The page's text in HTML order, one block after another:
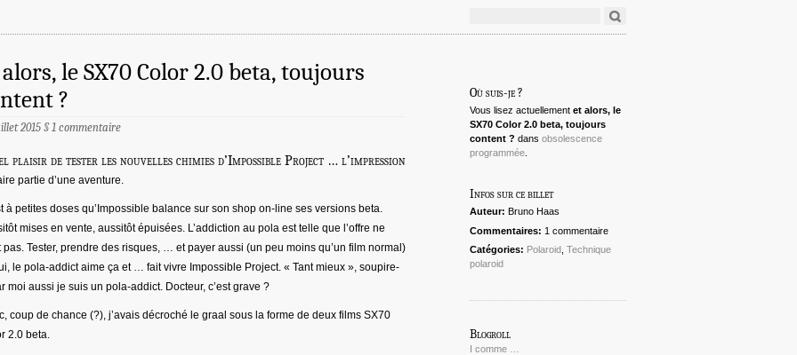
le SX70 Color 2.0 beta, toujours
?
2015 §1 commentaire
plaisir de tester les nouvelles chimies d’Impossible Project … l’impression
partie d’une aventure.
à petites doses qu’Impossible balance sur son shop on-line ses versions beta.
mises en vente, aussitôt épuisées. L’addiction au pola est telle que l’offre ne
pas. Tester, prendre des risques, … et payer aussi (un peu moins qu’un film normal)
le pola-addict aime ça et … fait vivre Impossible Project. « Tant mieux », soupire-
moi aussi je suis un pola-addict. Docteur, c’est grave ?
coup de chance (?), j’avais décroché le graal sous la forme de deux films SX70
2.0 beta.
Où suis-je ?
Vous lisez actuellement et alors, le
SX70 Color 2.0 beta, toujours
content ? dans obsolescence
programmée
Infos sur ce billet
Auteur: Bruno Haas
Commentaires: 1 commentaire
Catégories: Polaroid Technique
polaroid
Blogroll
I comme …